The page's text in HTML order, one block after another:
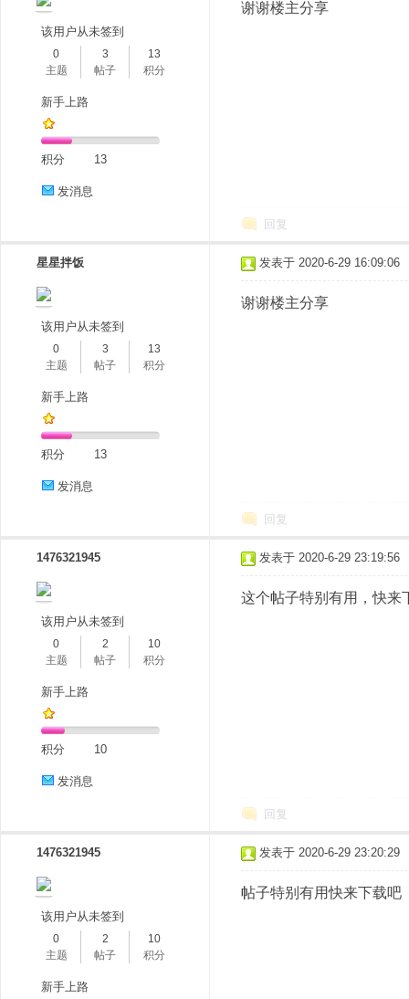
该用户从未签到
0
主题
3
帖子
13
积分
新手上路
积分 13
发消息
谢谢楼主分享
回复
星星拌饭
该用户从未签到
0
主题
3
帖子
13
积分
新手上路
积分 13
发消息
发表于 2020-6-29 16:09:06
谢谢楼主分享
回复
1476321945
该用户从未签到
0
主题
2
帖子
10
积分
新手上路
积分 10
发消息
发表于 2020-6-29 23:19:56
这个帖子特别有用，快来
回复
1476321945
该用户从未签到
0
主题
2
帖子
10
积分
新手上路
发表于 2020-6-29 23:20:29
帖子特别有用快来下载吧